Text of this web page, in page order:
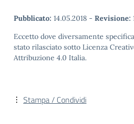
Pubblicato: 14.05.2018 - Revisione:
Eccetto dove diversamente
stato rilasciato sotto Licenza
Attribuzione 4.0 Italia.
Stampa / Condividi